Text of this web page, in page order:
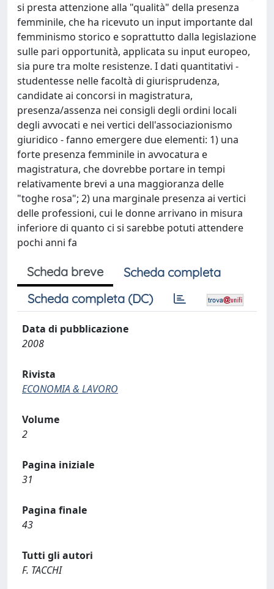
si presta attenzione alla "qualità" della presenza
femminile, che ha ricevuto un input importante dal
femminismo storico e soprattutto dalla legislazione
sulle pari opportunità, applicata su input europeo,
sia pure tra molte resistenze. I dati quantitativi -
studentesse nelle facoltà di giurisprudenza,
candidate ai concorsi in magistratura,
presenza/assenza nei consigli degli ordini locali
degli avvocati e nei vertici dell'associazionismo
giuridico - fanno emergere due elementi: 1) una
forte presenza femminile in avvocatura e
magistratura, che dovrebbe portare in tempi
relativamente brevi a una maggioranza delle
"toghe rosa"; 2) una marginale presenza ai vertici
delle professioni, cui le donne arrivano in misura
inferiore di quanto ci si sarebbe potuti attendere
pochi anni fa
Scheda breve
Scheda completa
Scheda completa (DC)
Data di pubblicazione
2008
Rivista
ECONOMIA & LAVORO
Volume
2
Pagina iniziale
31
Pagina finale
43
Tutti gli autori
F. TACCHI